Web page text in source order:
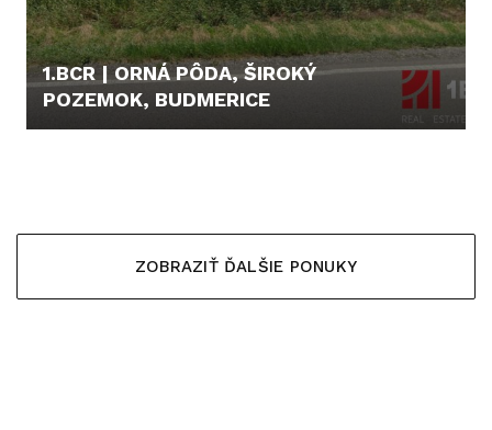
1.BCR | ORNÁ PÔDA, ŠIROKÝ
POZEMOK, BUDMERICE
ZOBRAZIŤ ĎALŠIE PONUKY